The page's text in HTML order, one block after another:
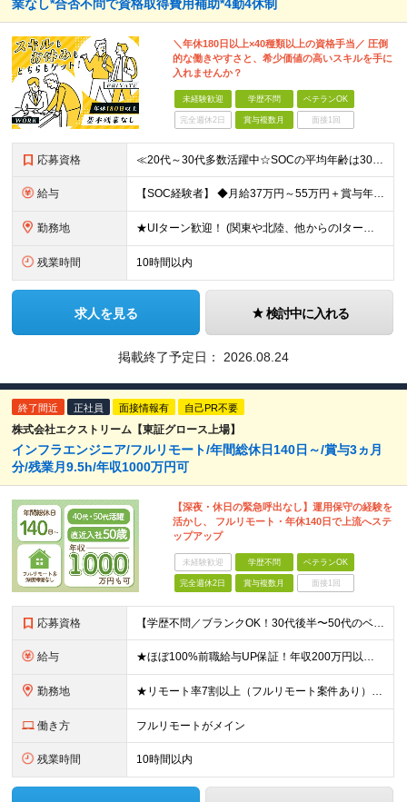
業なし*合否不問で資格取得費用補助*4勤4休制
＼年休180日以上×40種類以上の資格手当／ 圧倒
的な働きやすさと、希少価値の高いスキルを手に
入れませんか？
未経験歓迎 学歴不問 ベテランOK
完全週休2日 賞与複数月 面接1回
応募資格 ≪20代～30代多数活躍中☆SOCの平均年齢は30歳≫ ■未経験歓迎 ■学歴不問 ≪こんな方にピッタリ！≫ □サイバーセキュリティやIT業界に興味がある □ずっと必要とされるスキルを身につけて活躍し
給与 【SOC経験者】 ◆月給37万円～55万円＋賞与年2回＋諸手当 └3～5年の経験者を想定 【未経験者】 ◆月給25万円～55万円＋賞与年2回＋諸手当 ※給与については経験・能力・前職給与等を十分に
勤務地 ★UIターン歓迎！ (関東や北陸、他からのIターン・外国籍の方の移住などたくさんの例があります！) ■福岡オフィス 福岡県福岡市中央区渡辺通二丁目4番8号 福岡小学館ビル5F サービスオフィス福岡薬
残業時間 10時間以内
求人を見る 検討中に入れる
掲載終了予定日： 2026.08.24
終了間近 正社員 面接情報有 自己PR不要
株式会社エクストリーム【東証グロース上場】
インフラエンジニア/フルリモート/年間総休日140日～/賞与3ヵ月
分/残業月9.5h/年収1000万円可
【深夜・休日の緊急呼出なし】運用保守の経験を
活かし、 フルリモート・年休140日で上流へステ
ップアップ
未経験歓迎 学歴不問 ベテランOK
完全週休2日 賞与複数月 面接1回
応募資格 【学歴不問／ブランクOK！30代後半〜50代のベテラン層が多数活躍中】 ■キャリアアップを目指す方、大歓迎！ ■次のいずれかに当てはまる方 ・Linux/Unixサーバ運用経験1年以上の方 └運
給与 ★ほぼ100%前職給与UP保証！年収200万円以上UPの事例あり 【想定年収レンジ】 ▼上流工程経験者：600万円～1,000万円 ▼運用保守から上流へ：450万円～700万円 【インフラの上流工
勤務地 ★リモート率7割以上（フルリモート案件あり） ★転居支援金/地方からの上京も応援します（北海道出身エンジニアも活躍中） ★引っ越し支援金で上京をサポート ・100km以上300km未満の引っ越し →
働き方 フルリモートがメイン
残業時間 10時間以内